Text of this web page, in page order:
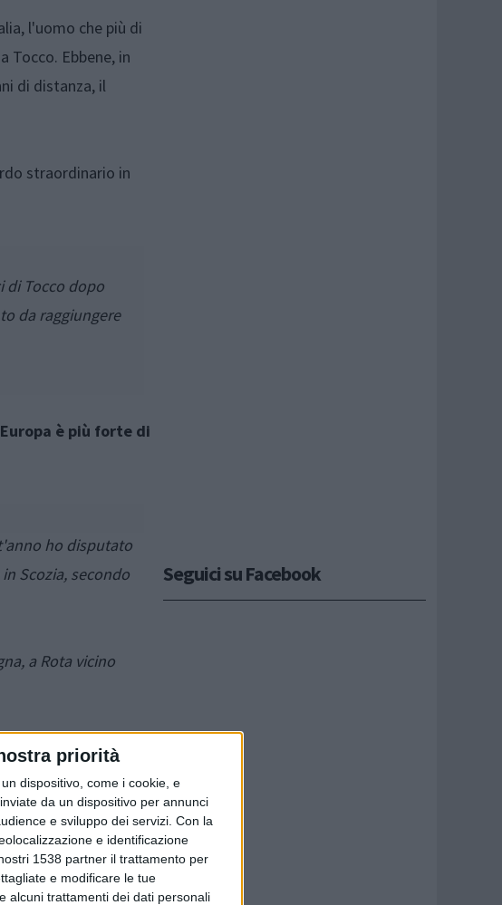
priorità
dispositivo, come i cookie, e
da un dispositivo per annunci
e sviluppo dei servizi. Con la
e identificazione
1538 partner il trattamento per
e modificare le tue
alcuni trattamenti dei dati personali
l'uomo che più di
Tocco. Ebbene, in
di distanza, il
straordinario in
di Tocco dopo
da raggiungere
è più forte di
ho disputato
Scozia, secondo
a Rota vicino
internazionale, in
Seguici su Facebook